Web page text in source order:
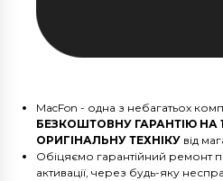
MacFon - одна з небагатьох
БЕЗКОШТОВНУ ГАРАНТІЮ НА
ОРИГІНАЛЬНУ ТЕХНІКУ від
Обіцяємо гарантійний ремонт
активації, через будь-яку